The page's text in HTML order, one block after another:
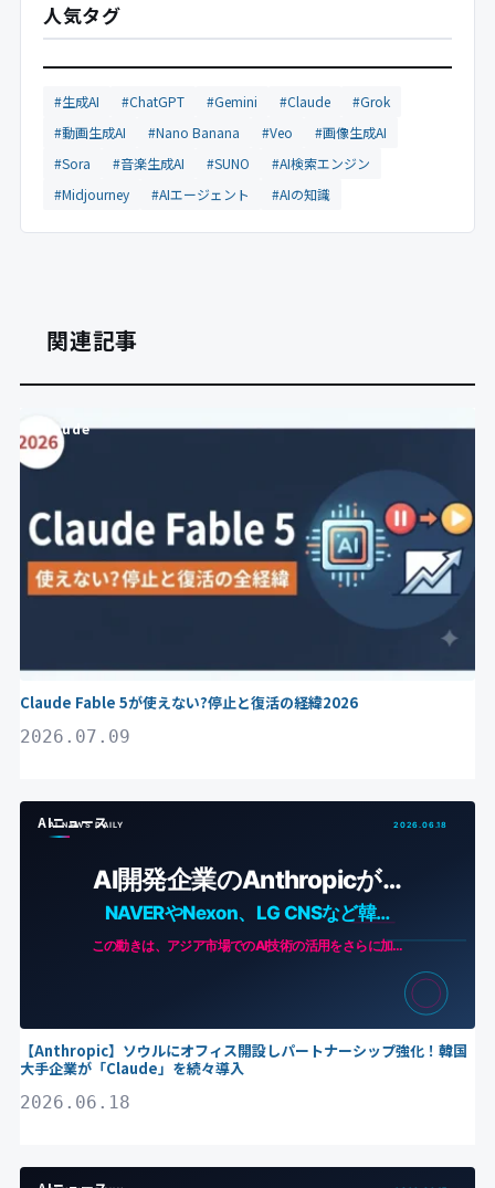
人気タグ
#生成AI #ChatGPT #Gemini #Claude
#Grok
#動画生成AI
#Nano Banana #Veo
#画像生成AI
#Sora
#音楽生成AI #SUNO
#AI検索エンジン
#Midjourney
#AIエージェント #AIの知識
関連記事
Claude
Claude Fable 5が使えない?停止と復活の経緯2026
2026.07.09
AIニュース
【Anthropic】ソウルにオフィス開設しパートナーシップ強化！韓国
大手企業が「Claude」を続々導入
2026.06.18